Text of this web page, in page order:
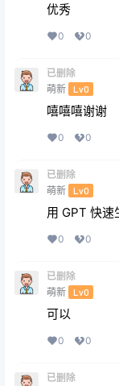
优秀
0 0
已删除
萌新 Lv0
嘻嘻嘻谢谢
0 0
已删除
萌新 Lv0
用 GPT 快
0 0
已删除
萌新 Lv0
可以
0 0
已删除